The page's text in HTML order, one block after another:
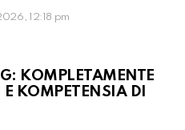
12:18 pm
KOMPLETAMENTE
KOMPETENSIA DI